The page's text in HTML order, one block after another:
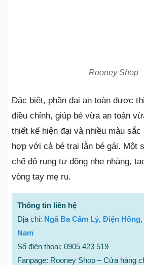
Rooney Shop
Đặc biệt, phần đai an toàn được
điều chỉnh, giúp bé vừa an toàn
thiết kế hiện đại và nhiều màu
hợp với cả bé trai lẫn bé gái. Một
chế độ rung tự động nhẹ nhàng,
vòng tay mẹ ru.
Thông tin liên hệ
Địa chỉ: Ngã Ba Cẩm Lý, Điện
Nam
Số điện thoại: 0905 423 519
Fanpage: Rooney Shop – Cửa hàng